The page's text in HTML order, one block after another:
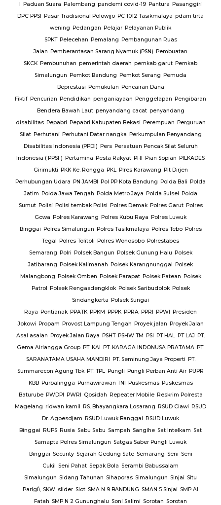
I Paduan Suara Palembang pandemi covid-19 Pantura Pasanggiri
DPC PPSI Pasar Tradisional Polowijo PC 1012 Tasikmalaya pdam tirta
wening Pedangan Pelajar Pelayanan Publik
SPKT Pelecehan Pemalang Pembangunan Ruas
Jalan Pemberantasan Sarang Nyamuk (PSN) Pembuatan
SKCK Pembunuhan pemerintah daerah pemkab garut Pemkab
Simalungun Pemkot Bandung Pemkot Serang Pemuda
Beprestasi Pemukulan Pencairan Dana
Fiktif Pencurian Pendidikan penganiayaan Penggelapan Pengibaran
Bendera Bawah Laut penyandang cacat penyandang
disabilitas Pepabri Pepabri Kabupaten Bekasi Perempuan Perguruan
Silat Perhutani Perhutani Datar nangka Perkumpulan Penyandang
Disabilitas Indonesia (PPDI) Pers Persatuan Pencak Silat Seluruh
Indonesia ( PPSI ) Pertamina Pesta Rakyat PHI Pian Sopian PILKADES
Girimukti PKK Ke. Rongga PKL Plres Karawang Plt Dirjen
Perhubungan Udara PN JAMBI Pol PP Kota Bandung Polda Bali Polda
Jatim Polda Jawa Tengah Polda Metro Jaya Polda Sulsel Polda
Sumut Polisi Polisi tembak Polisi Polres Demak Polres Garut Polres
Gowa Polres Karawang Polres Kubu Raya Polres Luwuk
Binggai Polres Simalungun Polres Tasikmalaya Polres Tebo Polres
Tegal Polres Tolitoli Polres Wonosobo Polrestabes
Semarang Polri Polsek Bangun Polsek Gunung Halu Polsek
Jatibarang Polsek Kalimanah Polsek Karangnunggal Polsek
Malangbong Polsek Omben Polsek Parapat Polsek Patean Polsek
Patrol Polsek Rengasdengklok Polsek Saribudolok Polsek
Sindangkerta Polsek Sungai
Raya Pontianak PPATK PPKM PPPK PPRA PPRI PPWI Presiden
Jokowi Propam Provost Lampung Tengah Proyek jalan Proyek Jalan
Asal asalan Proyek Jalan Raya PSHT PSHW TM PSI PT HAL PT LAJ PT.
Gema Airlangga Group PT. KAI PT. KARAGA INDONUSA PRATAMA PT.
SARANATAMA USAHA MANDIRI PT. Seminung Jaya Properti PT.
Summarecon Agung Tbk PT. TPL Pungli Pungli Perban Anti Air PUPR
KBB Purbalingga Purnawirawan TNI Puskesmas Puskesmas
Baturube PWDPI PWRI Qosidah Repeater Mobile Reskrim Polresta
Magelang ridwan kamil RS. Bhayangkara Losarang RSUD Ciawi RSUD
Dr. Agoesdjam RSUD Luwuk Banggai RSUD Luwuk
Binggai RUPS Rusia Sabu Sabu Sampah Sangihe Sat Intelkam Sat
Samapta Polres Simalungun Satgas Saber Pungli Luwuk
Binggai Security Sejarah Gedung Sate Semarang Seni Seni
Cukil Seni Pahat Sepak Bola Serambi Babussalam
Simalungun Sidang Tahunan Sihaporas Simalungun Sinjai Situ
Parigi\ SKW slider Slot SMA N 9 BANDUNG SMAN 5 Sinjai SMP Al
Fatah SMP N 2 Gununghalu Soni Salimi Sorotan Sorotan